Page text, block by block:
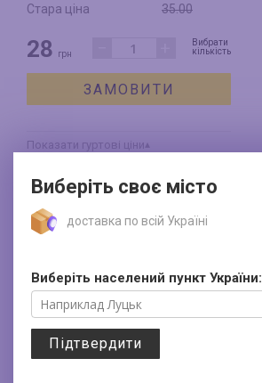
Виберіть своє місто
доставка по всій Україні
Виберіть населений пункт України:
Підтвердити
Стара ціна 35.00
28 грн
Вибрати
кількість
ЗАМОВИТИ
Показати гуртові ціни
грн/шт.
25.2 грн/шт. від100 шт.
22.4грн/шт. від5000шт.
Знижки відповідно між собою не
плюсуються. Вимкнення знижки
впливає лише на ту продукцію, котра
вже на розпродажі.